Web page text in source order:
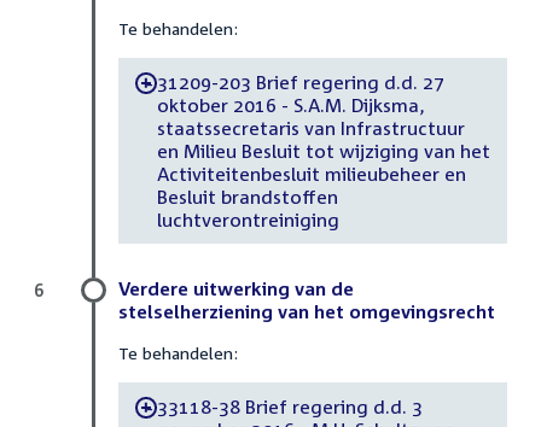
Te behandelen:
-31209-203 Brief regering d.d. 27
oktober 2016 - S.A.M. Dijksma,
staatssecretaris van Infrastructuur
en Milieu Besluit tot wijziging van het
Activiteitenbesluit milieubeheer en
Besluit brandstoffen
luchtverontreiniging
Verdere uitwerking van de
stelselherziening van het omgevingsrecht
Te behandelen:
-33118-38 Brief regering d.d. 3
6